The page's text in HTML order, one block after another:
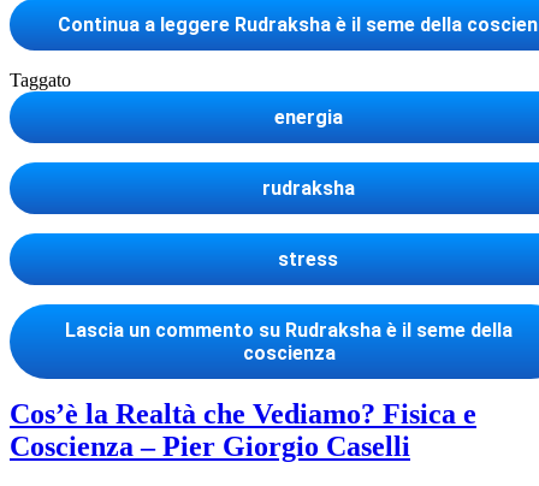
Continua a leggere Rudraksha è il seme della
Taggato
energia
rudraksha
stress
Lascia un commento su Rudraksha è il seme della
coscienza
Cos’è la Realtà che Vediamo? Fisica e
Coscienza – Pier Giorgio Caselli